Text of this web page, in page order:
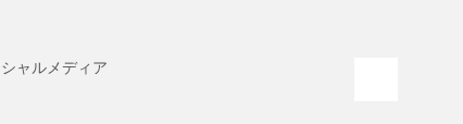
ャルメディア